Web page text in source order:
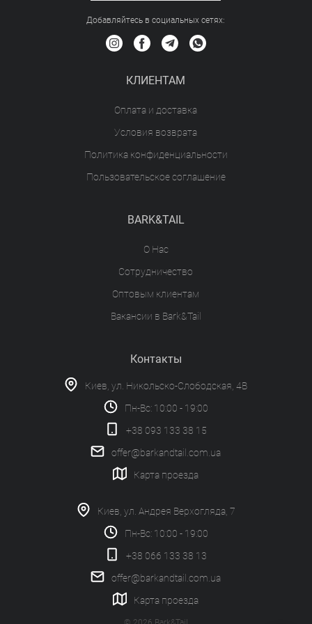
Добавляйтесь в социальных сетяx:
КЛИЕНТАМ
Оплата и доставка
Условия возврата
Политика конфиденциальности
Пользовательское соглашение
BARK&TAIL
О Нас
Сотрудничество
Оптовым клиентам
Вакансии в Bark&Tail
Контакты
Киев, ул. Никольско-Слободская, 4В
Пн-Вс: 10:00 - 19:00
+38 093 133 38 15
offer@barkandtail.com.ua
Карта проезда
Киев, ул. Андрея Верхогляда, 7
Пн-Вс: 10:00 - 19:00
+38 066 133 38 13
offer@barkandtail.com.ua
Карта проезда